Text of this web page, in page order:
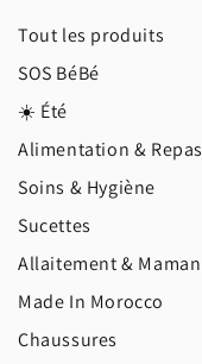
Tout les produits
SOS BéBé
☀️ Été
Alimentation & Repas
Soins & Hygiène
Sucettes
Allaitement & Maman
Made In Morocco
Chaussures